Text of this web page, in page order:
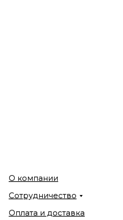
О компании
Сотрудничество
Оплата и доставка